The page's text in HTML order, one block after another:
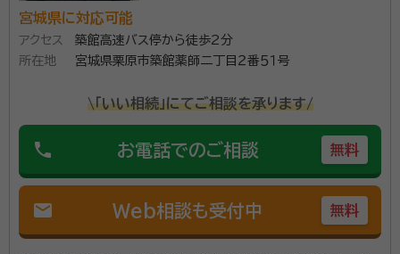
手伝いをしてまいりました。相続の各種お手続きはもち
ろん、争族の対策もお客様と共に立案いたします。遺言
書の作成、家族信託、財産管理、任意後見など、相続後
社会保険労務士、ＣＦＰ、宅建士、不動産コンサルティングマ
スター
所属団体： 宮城県行政書士会 / 宮城県社会保険労務士会
宮城県に対応可能
アクセス
築館高速バス停から徒歩2分
所在地
宮城県栗原市築館薬師二丁目２番５１号
\「いい相続」にてご相談を承ります/
phone お電話でのご相談 無料
mail Web相談も受付中 無料